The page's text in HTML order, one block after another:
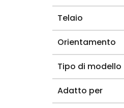
Telaio
Orientamento
Tipo di modello
Adatto per